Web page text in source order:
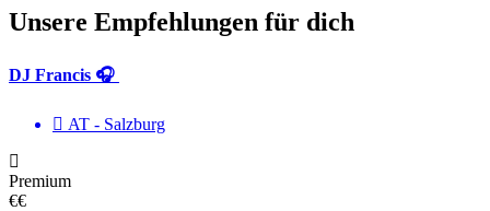
Unsere Empfehlungen für dich
DJ Francis 🎧
AT - Salzburg
Premium
€€